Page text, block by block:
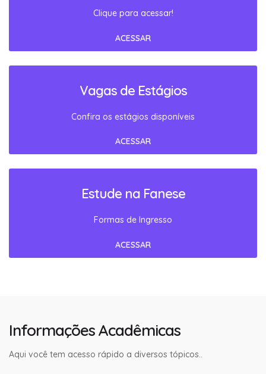
Clique para acessar!
ACESSAR
Vagas de Estágios
Confira os estágios disponíveis
ACESSAR
Estude na Fanese
Formas de Ingresso
ACESSAR
Informações Acadêmicas
Aqui você tem acesso rápido a diversos tópicos..